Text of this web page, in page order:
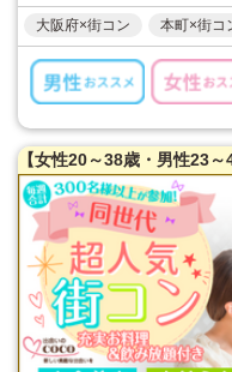
大阪府×街コン 本町×街コ